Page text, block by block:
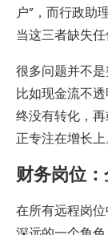
户”，而行政助
当这三者缺失
很多问题并不
比如现金流不
终没有转化，
正专注在增长上
财务岗位
在所有远程岗